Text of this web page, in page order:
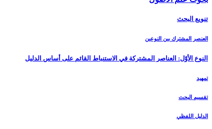
تنويع البحث‏
العنصر المشترك بين النوعين
النوع الأوّل: العناصر المشتركة في الاستنباط القائم على أساس الدليل‏
تمهيد
تقسيم البحث
الدليل اللفظي‏